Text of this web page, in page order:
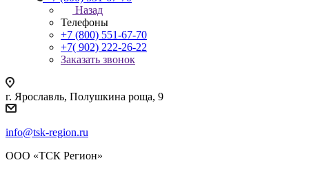
Назад
Телефоны
+7 (800) 551-67-70
+7( 902) 222-26-22
Заказать звонок
г. Ярославль, Полушкина роща, 9
info@tsk-region.ru
ООО «ТСК Регион»